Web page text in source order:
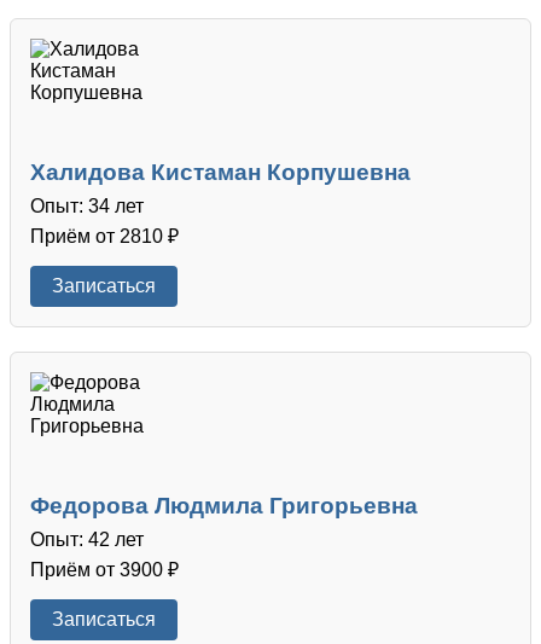
Халидова Кистаман Корпушевна
Опыт: 34 лет
Приём от 2810 ₽
Записаться
Федорова Людмила Григорьевна
Опыт: 42 лет
Приём от 3900 ₽
Записаться